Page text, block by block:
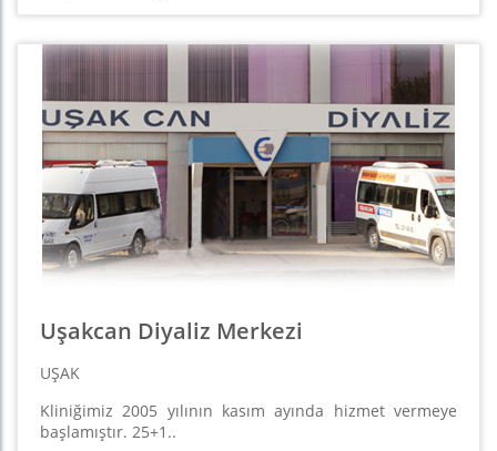
Uşakcan Diyaliz Merkezi
UŞAK
Kliniğimiz 2005 yılının kasım ayında hizmet vermeye
başlamıştır. 25+1..